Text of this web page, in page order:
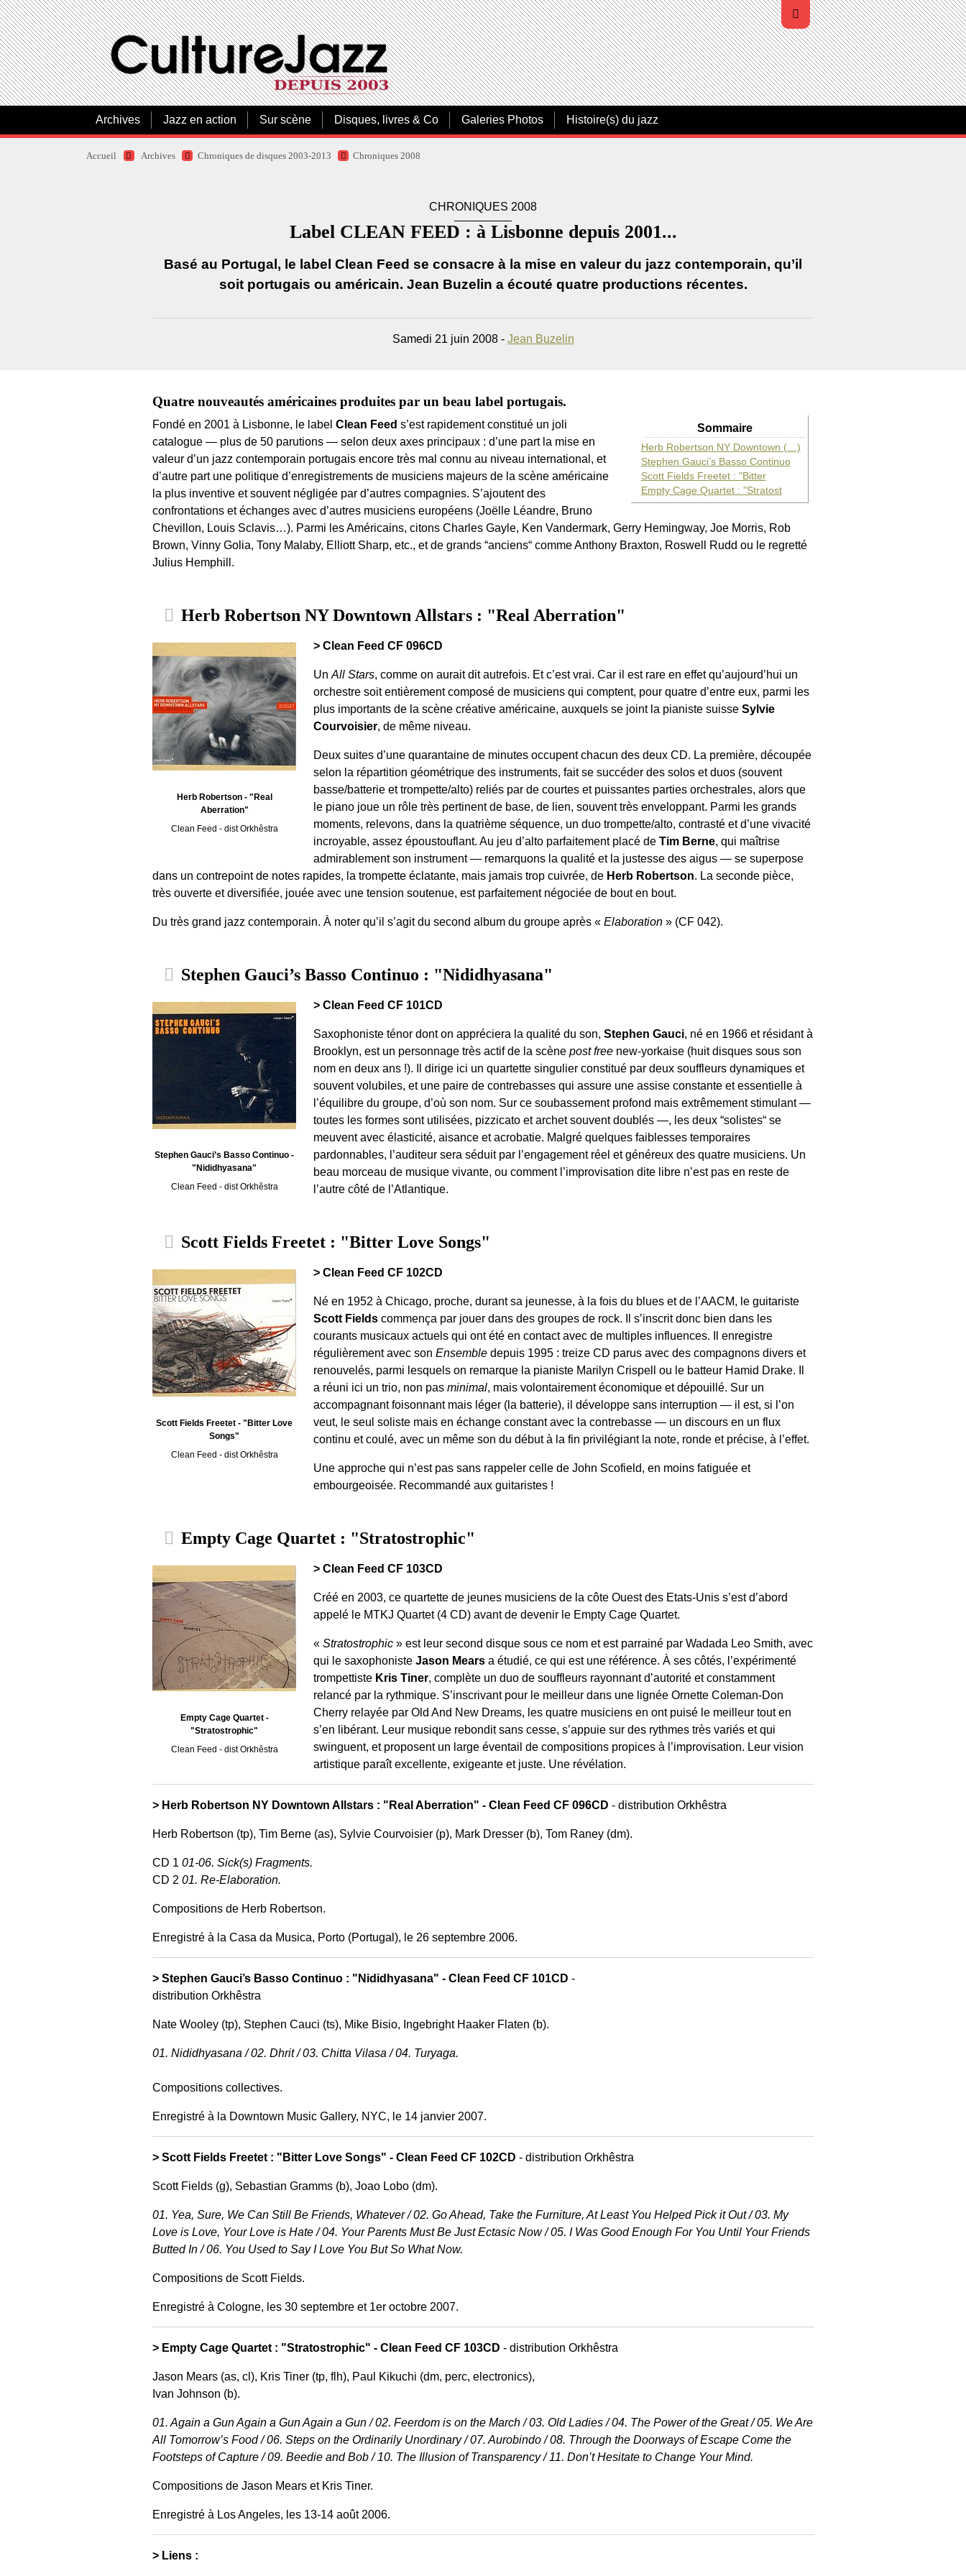
Archives Jazz en action Sur scène Disques, livres & Co Galeries Photos Histoire(s) du jazz
Accueil Archives Chroniques de disques 2003-2013 Chroniques 2008
CHRONIQUES 2008
Label CLEAN FEED : à Lisbonne depuis 2001...
Basé au Portugal, le label Clean Feed se consacre à la mise en valeur du jazz contemporain, qu’il
soit portugais ou américain. Jean Buzelin a écouté quatre productions récentes.
Samedi 21 juin 2008 - Jean Buzelin
Quatre nouveautés américaines produites par un beau label portugais.
Sommaire
Herb Robertson NY Downtown (…)
Stephen Gauci’s Basso Continuo
Scott Fields Freetet : "Bitter
Empty Cage Quartet : "Stratost
Fondé en 2001 à Lisbonne, le label Clean Feed s’est rapidement constitué un joli
catalogue — plus de 50 parutions — selon deux axes principaux : d’une part la mise en
valeur d’un jazz contemporain portugais encore très mal connu au niveau international, et
d’autre part une politique d’enregistrements de musiciens majeurs de la scène américaine
la plus inventive et souvent négligée par d’autres compagnies. S’ajoutent des
confrontations et échanges avec d’autres musiciens européens (Joëlle Léandre, Bruno
Chevillon, Louis Sclavis…). Parmi les Américains, citons Charles Gayle, Ken Vandermark, Gerry Hemingway, Joe Morris, Rob
Brown, Vinny Golia, Tony Malaby, Elliott Sharp, etc., et de grands “anciens“ comme Anthony Braxton, Roswell Rudd ou le regretté
Julius Hemphill.
Herb Robertson NY Downtown Allstars : "Real Aberration"
Herb Robertson - "Real
Aberration"
Clean Feed - dist Orkhêstra
> Clean Feed CF 096CD
UnAll Stars, comme on aurait dit autrefois. Et c’est vrai. Car il est rare en effet qu’aujourd’hui un
orchestre soit entièrement composé de musiciens qui comptent, pour quatre d’entre eux, parmi les
plus importants de la scène créative américaine, auxquels se joint la pianiste suisseSylvie
Courvoisier, de même niveau.
Deux suites d’une quarantaine de minutes occupent chacun des deux CD. La première, découpée
selon la répartition géométrique des instruments, fait se succéder des solos et duos (souvent
basse/batterie et trompette/alto) reliés par de courtes et puissantes parties orchestrales, alors que
le piano joue un rôle très pertinent de base, de lien, souvent très enveloppant. Parmi les grands
moments, relevons, dans la quatrième séquence, un duo trompette/alto, contrasté et d’une vivacité
incroyable, assez époustouflant. Au jeu d’alto parfaitement placé deTim Berne, qui maîtrise
admirablement son instrument — remarquons la qualité et la justesse des aigus — se superpose
dans un contrepoint de notes rapides, la trompette éclatante, mais jamais trop cuivrée, de Herb Robertson. La seconde pièce,
très ouverte et diversifiée, jouée avec une tension soutenue, est parfaitement négociée de bout en bout.
Du très grand jazz contemporain. À noter qu’il s’agit du second album du groupe après « Elaboration » (CF 042).
Stephen Gauci’s Basso Continuo : "Nididhyasana"
Stephen Gauci’s Basso Continuo -
"Nididhyasana"
Clean Feed - dist Orkhêstra
> Clean Feed CF 101CD
Saxophoniste ténor dont on appréciera la qualité du son,Stephen Gauci, né en 1966 et résidant à
Brooklyn, est un personnage très actif de la scènepost free new-yorkaise (huit disques sous son
nom en deux ans !). Il dirige ici un quartette singulier constitué par deux souffleurs dynamiques et
souvent volubiles, et une paire de contrebasses qui assure une assise constante et essentielle à
l’équilibre du groupe, d’où son nom. Sur ce soubassement profond mais extrêmement stimulant —
toutes les formes sont utilisées, pizzicato et archet souvent doublés —, les deux “solistes“ se
meuvent avec élasticité, aisance et acrobatie. Malgré quelques faiblesses temporaires
pardonnables, l’auditeur sera séduit par l’engagement réel et généreux des quatre musiciens. Un
beau morceau de musique vivante, ou comment l’improvisation dite libre n’est pas en reste de
l’autre côté de l’Atlantique.
Scott Fields Freetet : "Bitter Love Songs"
Scott Fields Freetet - "Bitter Love
Songs"
Clean Feed - dist Orkhêstra
> Clean Feed CF 102CD
Né en 1952 à Chicago, proche, durant sa jeunesse, à la fois du blues et de l’AACM, le guitariste
Scott Fields commença par jouer dans des groupes de rock. Il s’inscrit donc bien dans les
courants musicaux actuels qui ont été en contact avec de multiples influences. Il enregistre
régulièrement avec sonEnsemble depuis 1995 : treize CD parus avec des compagnons divers et
renouvelés, parmi lesquels on remarque la pianiste Marilyn Crispell ou le batteur Hamid Drake. Il
a réuni ici un trio, non pas minimal, mais volontairement économique et dépouillé. Sur un
accompagnant foisonnant mais léger (la batterie), il développe sans interruption — il est, si l’on
veut, le seul soliste mais en échange constant avec la contrebasse — un discours en un flux
continu et coulé, avec un même son du début à la fin privilégiant la note, ronde et précise, à l’effet.
Une approche qui n’est pas sans rappeler celle de John Scofield, en moins fatiguée et
embourgeoisée. Recommandé aux guitaristes !
Empty Cage Quartet : "Stratostrophic"
Empty Cage Quartet -
"Stratostrophic"
Clean Feed - dist Orkhêstra
> Clean Feed CF 103CD
Créé en 2003, ce quartette de jeunes musiciens de la côte Ouest des Etats-Unis s’est d’abord
appelé le MTKJ Quartet (4 CD) avant de devenir le Empty Cage Quartet.
«Stratostrophic » est leur second disque sous ce nom et est parrainé par Wadada Leo Smith, avec
qui le saxophonisteJason Mears a étudié, ce qui est une référence. À ses côtés, l’expérimenté
trompettiste Kris Tiner, complète un duo de souffleurs rayonnant d’autorité et constamment
relancé par la rythmique. S’inscrivant pour le meilleur dans une lignée Ornette Coleman-Don
Cherry relayée par Old And New Dreams, les quatre musiciens en ont puisé le meilleur tout en
s’en libérant. Leur musique rebondit sans cesse, s’appuie sur des rythmes très variés et qui
swinguent, et proposent un large éventail de compositions propices à l’improvisation. Leur vision
artistique paraît excellente, exigeante et juste. Une révélation.
> Herb Robertson NY Downtown Allstars : "Real Aberration" - Clean Feed CF 096CD - distribution Orkhêstra
Herb Robertson (tp), Tim Berne (as), Sylvie Courvoisier (p), Mark Dresser (b), Tom Raney (dm).
CD 1 01-06. Sick(s) Fragments.
CD 2 01. Re-Elaboration.
Compositions de Herb Robertson.
Enregistré à la Casa da Musica, Porto (Portugal), le 26 septembre 2006.
> Stephen Gauci’s Basso Continuo : "Nididhyasana" - Clean Feed CF 101CD -
distribution Orkhêstra
Nate Wooley (tp), Stephen Cauci (ts), Mike Bisio, Ingebright Haaker Flaten (b).
01. Nididhyasana / 02. Dhrit / 03. Chitta Vilasa / 04. Turyaga.
Compositions collectives.
Enregistré à la Downtown Music Gallery, NYC, le 14 janvier 2007.
> Scott Fields Freetet : "Bitter Love Songs" - Clean Feed CF 102CD - distribution Orkhêstra
Scott Fields (g), Sebastian Gramms (b), Joao Lobo (dm).
01. Yea, Sure, We Can Still Be Friends, Whatever / 02. Go Ahead, Take the Furniture, At Least You Helped Pick it Out / 03. My
Love is Love, Your Love is Hate / 04. Your Parents Must Be Just Ectasic Now / 05. I Was Good Enough For You Until Your Friends
Butted In / 06. You Used to Say I Love You But So What Now.
Compositions de Scott Fields.
Enregistré à Cologne, les 30 septembre et 1er octobre 2007.
> Empty Cage Quartet : "Stratostrophic" - Clean Feed CF 103CD - distribution Orkhêstra
Jason Mears (as, cl), Kris Tiner (tp, flh), Paul Kikuchi (dm, perc, electronics),
Ivan Johnson (b).
01. Again a Gun Again a Gun Again a Gun / 02. Feerdom is on the March / 03. Old Ladies / 04. The Power of the Great / 05. We Are
All Tomorrow’s Food / 06. Steps on the Ordinarily Unordinary / 07. Aurobindo / 08. Through the Doorways of Escape Come the
Footsteps of Capture / 09. Beedie and Bob / 10. The Illusion of Transparency / 11. Don’t Hesitate to Change Your Mind.
Compositions de Jason Mears et Kris Tiner.
Enregistré à Los Angeles, les 13-14 août 2006.
> Liens :